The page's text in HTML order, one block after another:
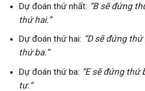
Dự đoán thứ nhất: “B sẽ đứng
thứ hai.”
Dự đoán thứ hai: “D sẽ đứng
thứ ba.”
Dự đoán thứ ba: “E sẽ đứng thứ
tư.”